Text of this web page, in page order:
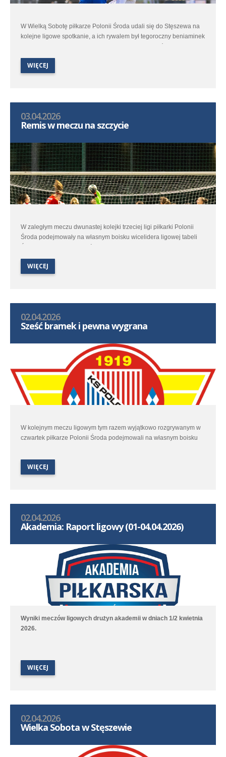
W Wielką Sobotę piłkarze Polonii Środa udali się do Stęszewa na
kolejne ligowe spotkanie, a ich rywalem był tegoroczny beniaminek
– miejscowe Lipno. Jesienne spotkanie obu zespołów dostarczyło
się i tym razem.
WIĘCEJ
03.04.2026
Remis w meczu na szczycie
W zaległym meczu dwunastej kolejki trzeciej ligi piłkarki Polonii
Środa podejmowały na własnym boisku wicelidera ligowej tabeli
Ślęzę Wrocław. W kontekście walki o czołowe ligowe lokaty było to
WIĘCEJ
02.04.2026
Sześć bramek i pewna wygrana
W kolejnym meczu ligowym tym razem wyjątkowo rozgrywanym w
czwartek piłkarze Polonii Środa podejmowali na własnym boisku
WIĘCEJ
02.04.2026
Akademia: Raport ligowy (01-04.04.2026)
Wyniki meczów ligowych drużyn akademii w dniach 1/2 kwietnia
2026.
WIĘCEJ
02.04.2026
Wielka Sobota w Stęszewie